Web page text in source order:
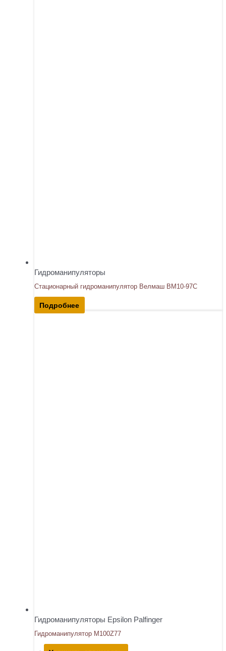
Гидроманипуляторы
Стационарный гидроманипулятор Велмаш ВМ10-97С
Подробнее
Гидроманипуляторы Epsilon Palfinger
Гидроманипулятор M100Z77